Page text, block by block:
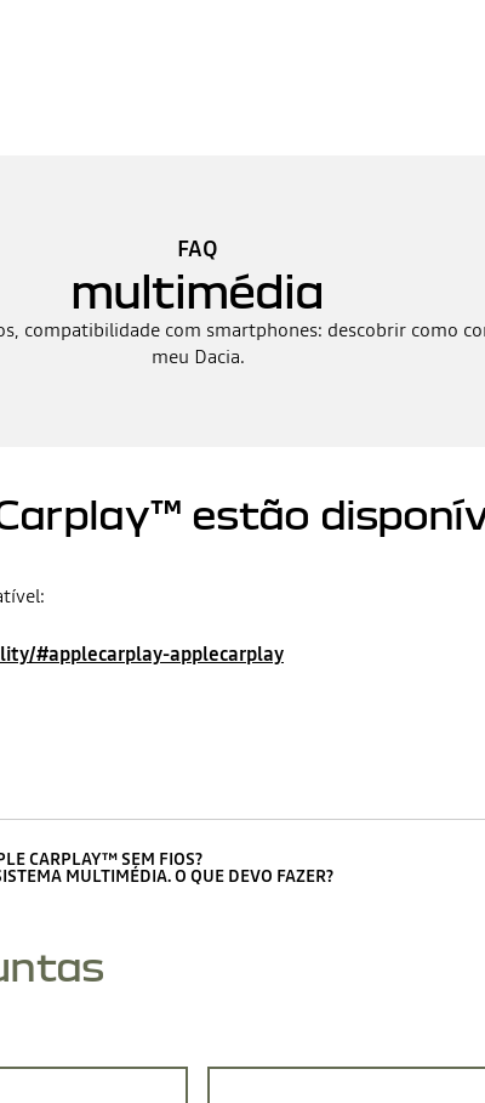
FAQ
multimédia
compatibilidade com smartphones: descobrir como
meu Dacia.
estão
#applecarplay-applecarplay
CARPLAY™ SEM FIOS?
MULTIMÉDIA. O QUE DEVO FAZER?